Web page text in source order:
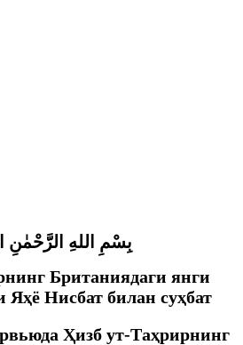
بِسْمِ اللهِ الرَّحْمٰنِ
Британиядаги янги
Яҳё Нисбат билан суҳбат
Ҳизб ут-Таҳрирнинг